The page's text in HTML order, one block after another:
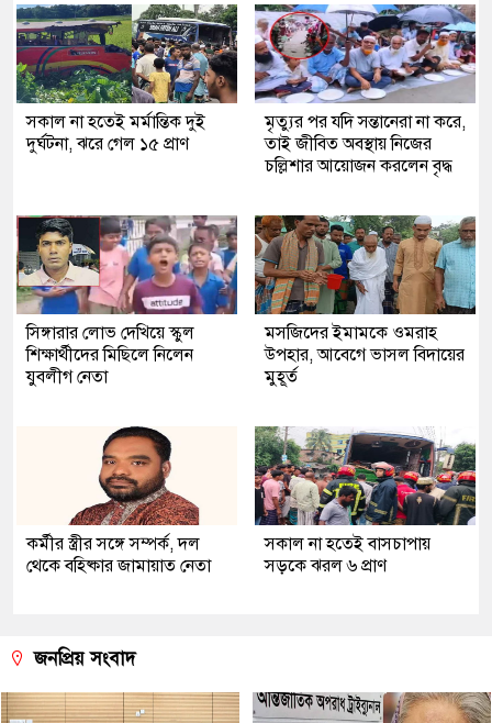
সকাল না হতেই মর্মান্তিক দুই
দুর্ঘটনা, ঝরে গেল ১৫ প্রাণ
মৃত্যুর পর যদি সন্তানেরা না করে,
তাই জীবিত অবস্থায় নিজের
চল্লিশার আয়োজন করলেন বৃদ্ধ
সিঙ্গারার লোভ দেখিয়ে স্কুল
শিক্ষার্থীদের মিছিলে নিলেন
যুবলীগ নেতা
মসজিদের ইমামকে ওমরাহ
উপহার, আবেগে ভাসল বিদায়ের
মুহূর্ত
কর্মীর স্ত্রীর সঙ্গে সম্পর্ক, দল
থেকে বহিষ্কার জামায়াত নেতা
সকাল না হতেই বাসচাপায়
সড়কে ঝরল ৬ প্রাণ
জনপ্রিয় সংবাদ